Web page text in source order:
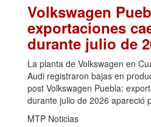
Volkswagen
exportaciones
durante julio de
La planta de Volkswagen en
Audi registraron bajas en
post Volkswagen Puebla:
durante julio de 2026 apareció
MTP Noticias